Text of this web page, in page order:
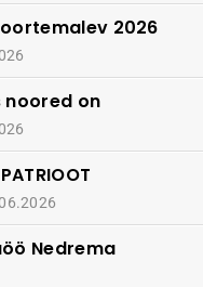
2026
noored on
Nedrema